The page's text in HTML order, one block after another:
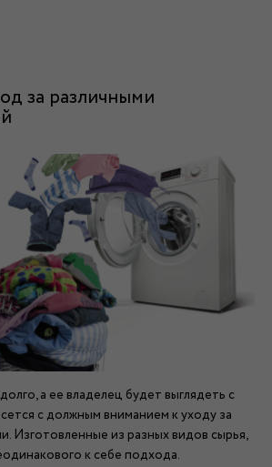
за различными
а ее владелец будет выглядеть с
с должным вниманием к уходу за
Изготовленные из разных видов сырья,
к себе подхода.